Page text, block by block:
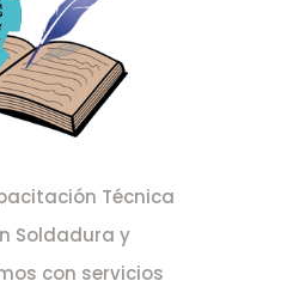
Técnica
Soldadura y
con servicios